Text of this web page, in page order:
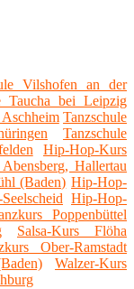
Vilshofen an der
Taucha bei Leipzig
Tanzschule
Tanzschule
Hip-Hop-Kurs
Hallertau
(Baden) Hip-Hop-
Hip-Hop-
Poppenbüttel
Salsa-Kurs Flöha
Ober-Ramstadt
Walzer-Kurs